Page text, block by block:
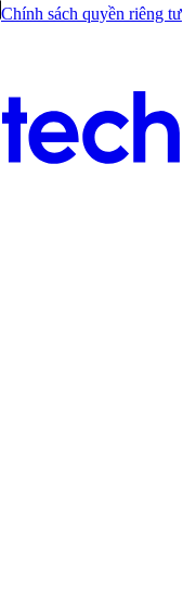
Chính sách quyền riêng tư